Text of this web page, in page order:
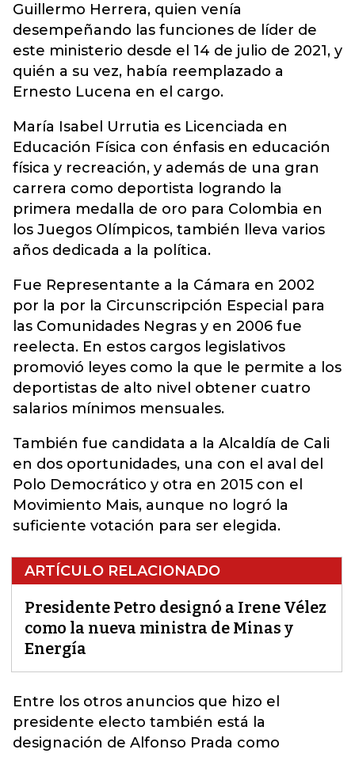
Guillermo Herrera, quien venía
desempeñando las funciones de líder de
este ministerio desde el 14 de julio de 2021, y
quién a su vez, había reemplazado a
Ernesto Lucena en el cargo.
María Isabel Urrutia es Licenciada en
Educación Física con énfasis en educación
física y recreación, y además de una gran
carrera como deportista logrando la
primera medalla de oro para Colombia en
los Juegos Olímpicos, también lleva varios
años dedicada a la política.
Fue Representante a la Cámara en 2002
por la por la Circunscripción Especial para
las Comunidades Negras y en 2006 fue
reelecta. En estos cargos legislativos
promovió leyes como la que le permite a los
deportistas de alto nivel obtener cuatro
salarios mínimos mensuales.
También fue candidata a la Alcaldía de Cali
en dos oportunidades, una con el aval del
Polo Democrático y otra en 2015 con el
Movimiento Mais, aunque no logró la
suficiente votación para ser elegida.
ARTÍCULO RELACIONADO
Presidente Petro designó a Irene Vélez
como la nueva ministra de Minas y
Energía
Entre los otros anuncios que hizo el
presidente electo también está la
designación de Alfonso Prada como